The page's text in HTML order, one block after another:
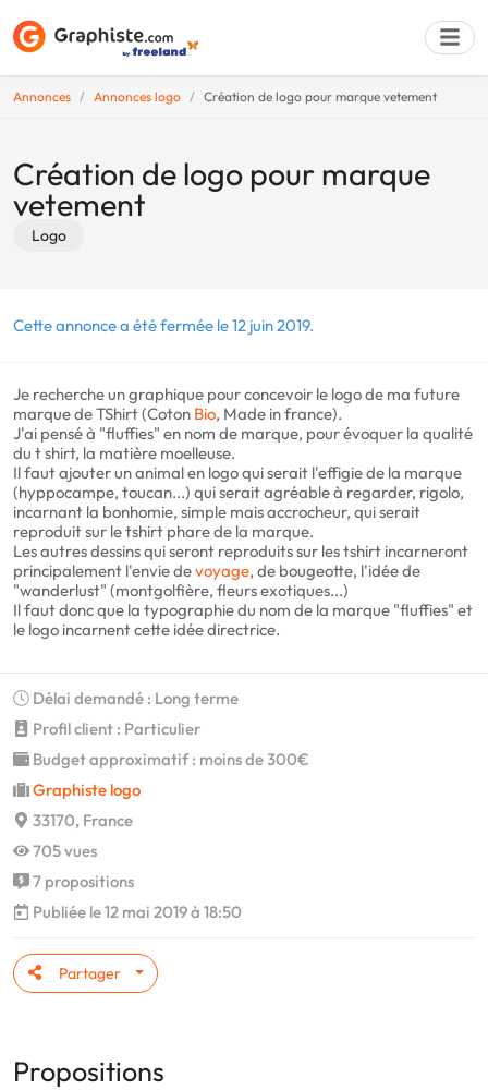
Annonces Annonces logo Création de logo pour marque vetement
Création de logo pour marque
vetement
Logo
Cette annonce a été fermée le 12 juin 2019.
Je recherche un graphique pour concevoir le logo de ma future
marque de TShirt (Coton Bio, Made in france).
J'ai pensé à "fluffies" en nom de marque, pour évoquer la qualité
du t shirt, la matière moelleuse.
Il faut ajouter un animal en logo qui serait l'effigie de la marque
(hyppocampe, toucan...) qui serait agréable à regarder, rigolo,
incarnant la bonhomie, simple mais accrocheur, qui serait
reproduit sur le tshirt phare de la marque.
Les autres dessins qui seront reproduits sur les tshirt incarneront
principalement l'envie devoyage, de bougeotte, l'idée de
"wanderlust" (montgolfière, fleurs exotiques...)
Il faut donc que la typographie du nom de la marque "fluffies" et
le logo incarnent cette idée directrice.
Délai demandé : Long terme
Profil client : Particulier
Budget approximatif : moins de 300€
Graphiste logo
33170, France
705 vues
7 propositions
Publiée le 12 mai 2019 à 18:50
Partager
Propositions